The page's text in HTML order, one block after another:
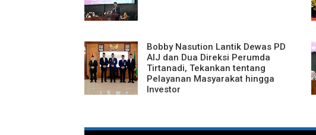
Bobby Nasution Lantik Dewas PD
AIJ dan Dua Direksi Perumda
Tirtanadi, Tekankan tentang
Pelayanan Masyarakat hingga
Investor